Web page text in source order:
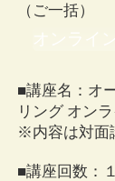
（ご一括）​
オンライ
■講座名：オ
リング オン
※内容は対面
■講座回数：